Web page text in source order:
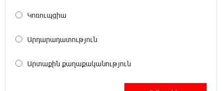
վարույթի շրջանակներում
19:37:10 8-08-2026
Փաշինյանն ու Թրամփը հեռախոսազրույց
Կոռուպցիա
Արդարադատություն
Արտաքին քաղաքականություն